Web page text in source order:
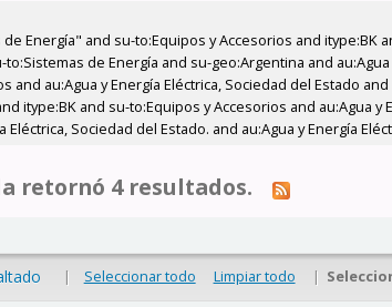
Energía" and su-to:Equipos y Accesorios and itype:BK
de Energía and su-geo:Argentina and
and au:Agua y Energía Eléctrica, Sociedad del Estado
itype:BK and su-to:Equipos y Accesorios and au:Agua
Sociedad del Estado. and au:Agua y Energía
retornó 4 resultados.
| Seleccionar todo Limpiar todo |